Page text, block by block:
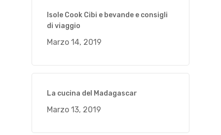
Isole Cook Cibi e bevande e consigli
di viaggio
Marzo 14, 2019
La cucina del Madagascar
Marzo 13, 2019